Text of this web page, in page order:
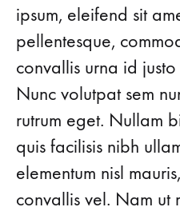
ipsum, eleifend sit
pellentesque,
convallis urna id
Nunc volutpat sem
rutrum eget. Nullam
quis facilisis nibh
elementum nisl
convallis vel. Nam ut